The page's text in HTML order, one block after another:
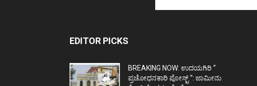
EDITOR PICKS
BREAKING NOW: ಉದಯಗಿರಿ “
ಪ್ರಚೋಧನಕಾರಿ ಪೋಸ್ಟ್‌ “: ಜಾಮೀನು